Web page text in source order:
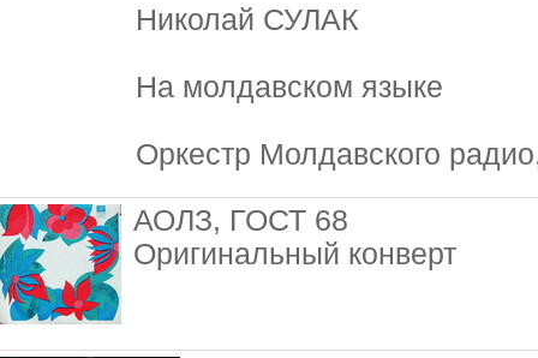
Николай СУЛАК
На молдавском языке
Оркестр Молдавского
АОЛЗ, ГОСТ 68
Оригинальный конверт